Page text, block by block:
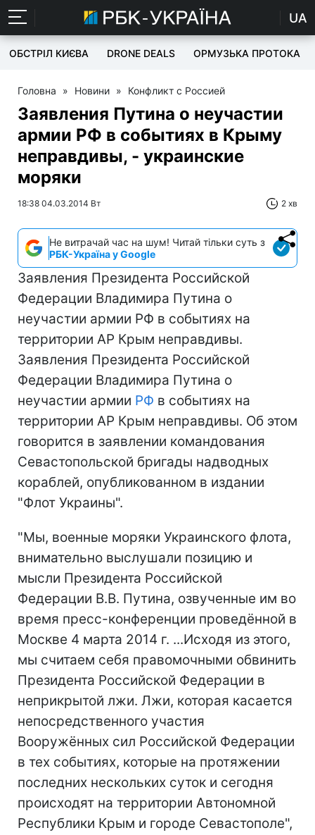
UA
ОБСТРІЛ КИЄВА DRONE DEALS ОРМУЗЬКА ПРОТОКА
Головна » Новини » Конфликт с Россией
Заявления Путина о неучастии
армии РФ в событиях в Крыму
неправдивы, - украинские
моряки
18:38 04.03.2014 Вт 2 хв
Не витрачай час на шум! Читай тільки суть з
РБК-Україна у Google
Заявления Президента Российской
Федерации Владимира Путина о
неучастии армии РФ в событиях на
территории АР Крым неправдивы.
Заявления Президента Российской
Федерации Владимира Путина о
неучастии армии РФ в событиях на
территории АР Крым неправдивы. Об этом
говорится в заявлении командования
Севастопольской бригады надводных
кораблей, опубликованном в издании
"Флот Украины".
"Мы, военные моряки Украинского флота,
внимательно выслушали позицию и
мысли Президента Российской
Федерации В.В. Путина, озвученные им во
время пресс-конференции проведённой в
Москве 4 марта 2014 г. ...Исходя из этого,
мы считаем себя правомочными обвинить
Президента Российской Федерации в
неприкрытой лжи. Лжи, которая касается
непосредственного участия
Вооружённых сил Российской Федерации
в тех событиях, которые на протяжении
последних нескольких суток и сегодня
происходят на территории Автономной
Республики Крым и городе Севастополе",